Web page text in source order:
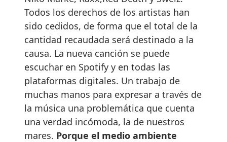
Todos los derechos de los artistas han
sido cedidos, de forma que el total de la
cantidad recaudada será destinado a la
causa. La nueva canción se puede
escuchar en Spotify y en todas las
plataformas digitales. Un trabajo de
muchas manos para expresar a través de
la música una problemática que cuenta
una verdad incómoda, la de nuestros
mares. Porque el medio ambiente